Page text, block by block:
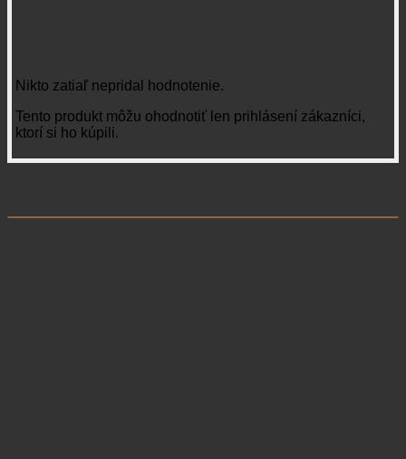
Nikto zatiaľ nepridal hodnotenie.
Tento produkt môžu ohodnotiť len prihlásení zákazníci,
ktorí si ho kúpili.